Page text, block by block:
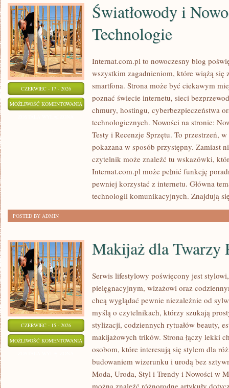
CZERWIEC - 17 - 2026
MOŻLIWOŚĆ KOMENTOWANIA ŚWIATŁOWODY
TECHNOLOGIE
Światłowody i
Technologie
Internat.com.pl to nowoczesny blog
wszystkim zagadnieniom, które wiążą się
smartfona. Strona może być ciekawym
poznać świecie internetu, sieci
chmury, hostingu, cyberbezpieczeństwa
technologicznych. Nowości na stronie:
Testy i Recenzje Sprzętu. To przestrzeń,
pokazana w sposób przystępny. Zamiast
czytelnik może znaleźć tu wskazówki,
Internat.com.pl może pełnić funkcję
pewniej korzystać z internetu. Główna
technologii komunikacyjnych. Znajdują
POSTED BY ADMIN
CZERWIEC - 15 - 2026
MOŻLIWOŚĆ KOMENTOWANIA MAKIJAŻ
TWARZY
PLUS
Makijaż dla Twarzy
Serwis lifestylowy poświęcony jest
pielęgnacyjnym, wizażowi oraz
chcą wyglądać pewnie niezależnie od
myślą o czytelnikach, którzy szukają
stylizacji, codziennych rytuałów beauty,
makijażowych trików. Strona łączy lekki
osobom, które interesują się stylem dla
budowaniem wizerunku i urodą bez
Moda, Uroda, Styl i Trendy i Nowości w
można znaleźć różnorodne artykuły